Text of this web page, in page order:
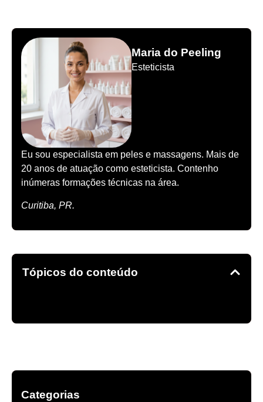
Maria do Peeling
Esteticista
Eu sou especialista em peles e massagens. Mais de
20 anos de atuação como esteticista. Contenho
inúmeras formações técnicas na área.
Curitiba, PR.
Tópicos do conteúdo
Categorias